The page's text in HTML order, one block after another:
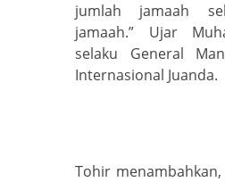
jumlah jamaah
jamaah.” Ujar
selaku General
Internasional Juanda.
Tohir